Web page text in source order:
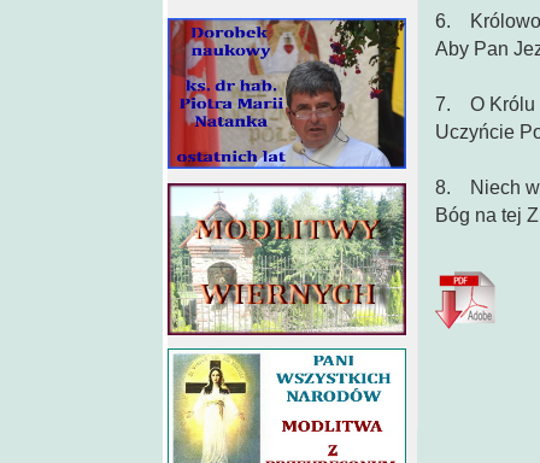
6. Królowo
Aby Pan
7. O Królu
Uczyńcie
8. Niech
Bóg na tej